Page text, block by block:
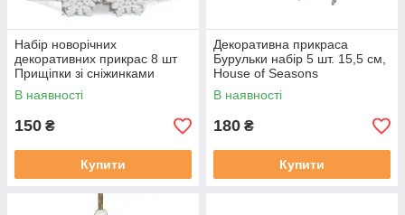
Набір новорічних
декоративних прикрас 8 шт
Прищіпки зі сніжинками
В наявності
150 ₴
Купити
Декоративна прикраса
Бурульки набір 5 шт. 15,5 см,
House of Seasons
В наявності
180 ₴
Купити